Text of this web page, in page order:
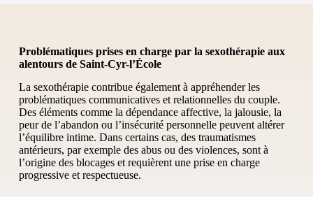
Problématiques prises en charge par la sexothérapie aux
alentours de Saint-Cyr-l’École
La sexothérapie contribue également à appréhender les
problématiques communicatives et relationnelles du couple.
Des éléments comme la dépendance affective, la jalousie, la
peur de l’abandon ou l’insécurité personnelle peuvent altérer
l’équilibre intime. Dans certains cas, des traumatismes
antérieurs, par exemple des abus ou des violences, sont à
l’origine des blocages et requièrent une prise en charge
progressive et respectueuse.